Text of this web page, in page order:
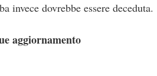
invece dovrebbe essere deceduta.
aggiornamento